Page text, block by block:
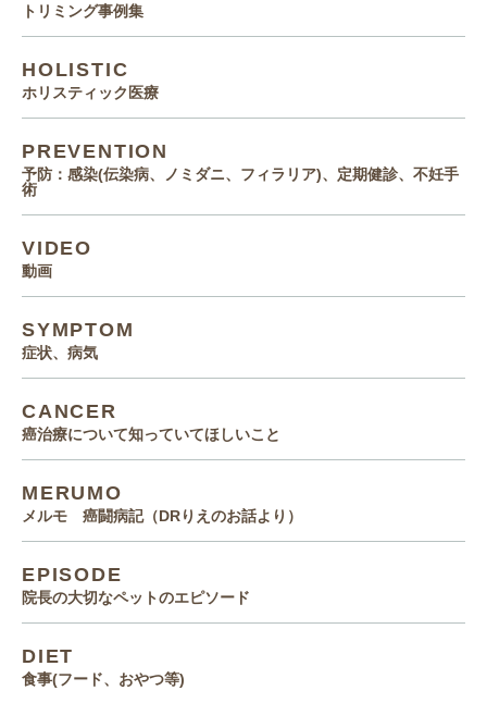
トリミング事例集
HOLISTIC
ホリスティック医療
PREVENTION
予防：感染(伝染病、ノミダニ、フィラリア)、定期健診、不妊手
術
VIDEO
動画
SYMPTOM
症状、病気
CANCER
癌治療について知っていてほしいこと
MERUMO
メルモ 癌闘病記（DRりえのお話より）
EPISODE
院長の大切なペットのエピソード
DIET
食事(フード、おやつ等)